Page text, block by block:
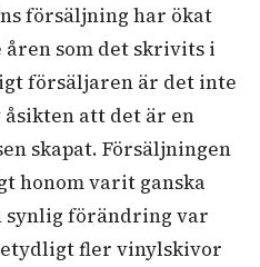
försäljning har ökat
som det skrivits i
försäljaren är det inte
att det är en
skapat. Försäljningen
honom varit ganska
synlig förändring var
fler vinylskivor